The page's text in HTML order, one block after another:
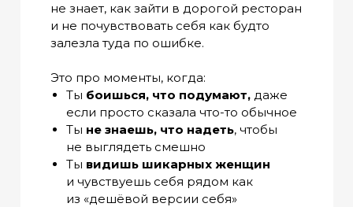
не знает, как зайти в дорогой ресторан
и не почувствовать себя как будто
залезла туда по ошибке.
Это про моменты, когда:
Ты боишься, что подумают, даже
если просто сказала что-то обычное
Ты не знаешь, что надеть, чтобы
не выглядеть смешно
Ты видишь шикарных женщин
и чувствуешь себя рядом как
из «дешёвой версии себя»